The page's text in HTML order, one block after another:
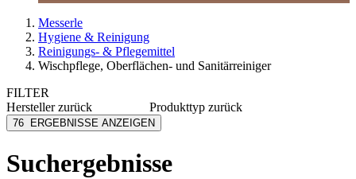
Messerle
Hygiene & Reinigung
Reinigungs- & Pflegemittel
Wischpflege, Oberflächen- und Sanitärreiniger
FILTER
Herstellerzurück
Dr. Schnell
Langguth Chemie
Läufer
Produkttyp zurück
76 ERGEBNISSE ANZEIGEN
Suchergebnisse